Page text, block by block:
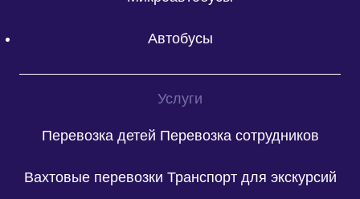
Автобусы
Услуги
Перевозка детей Перевозка сотрудников
Вахтовые перевозки Транспорт для экскурсий